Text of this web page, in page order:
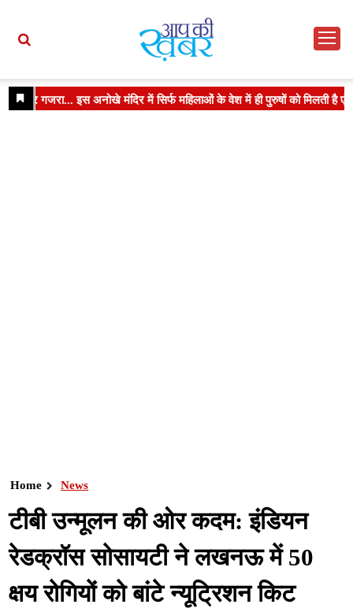
Home News
टीबी उन्मूलन की ओर कदम: इंडियन
रेडक्रॉस सोसायटी ने लखनऊ में 50
क्षय रोगियों को बांटे न्यूट्रिशन किट